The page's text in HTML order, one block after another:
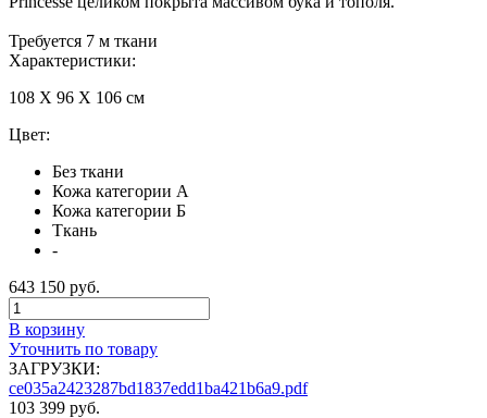
Требуется 7 м ткани
Характеристики:
108 X 96 X 106 см
Цвет:
Без ткани
Кожа категории А
Кожа категории Б
Ткань
-
643 150 руб.
В корзину
Уточнить по товару
ЗАГРУЗКИ:
ce035a2423287bd1837edd1ba421b6a9.pdf
103 399 руб.